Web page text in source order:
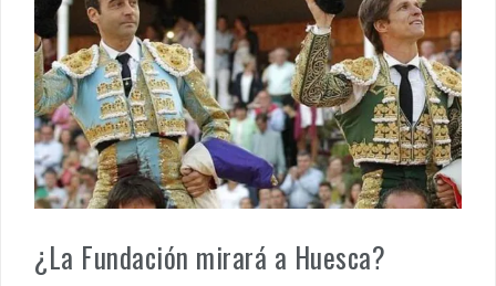
¿La Fundación mirará a Huesca?